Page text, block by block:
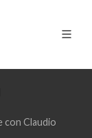
con Claudio